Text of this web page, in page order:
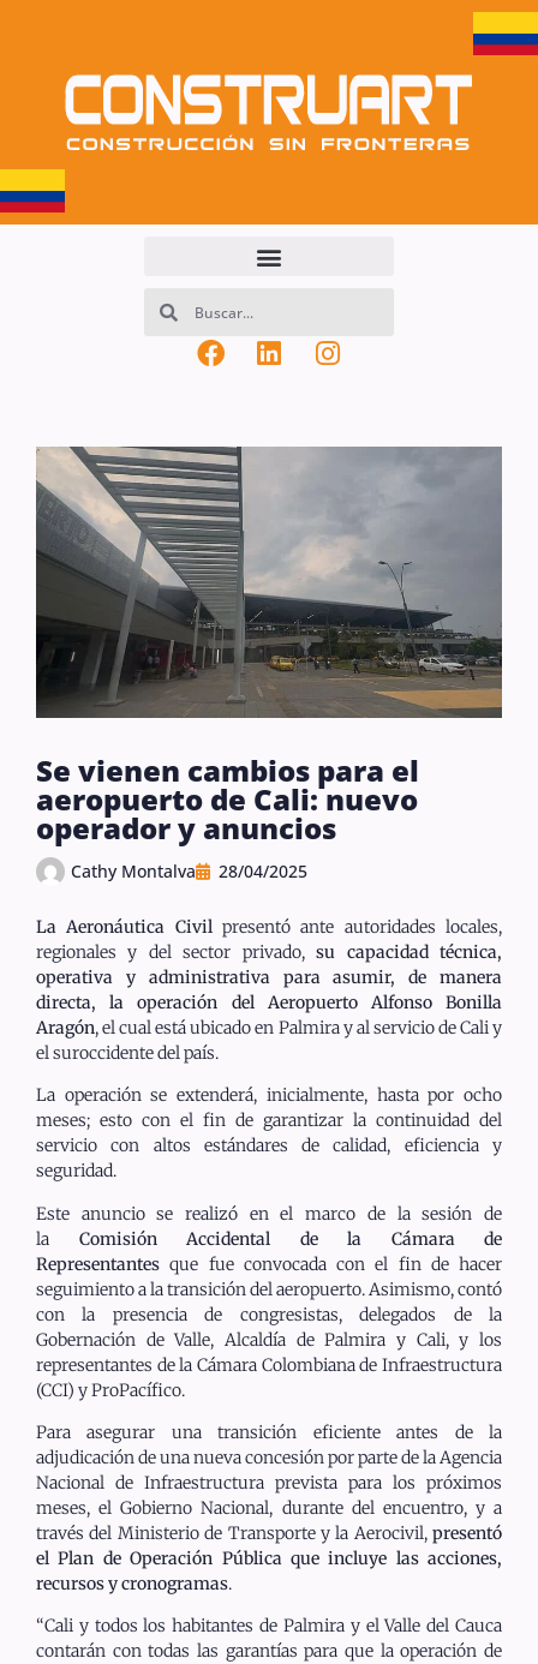
Se vienen cambios para el
aeropuerto de Cali: nuevo
operador y anuncios
Cathy Montalva 28/04/2025
La Aeronáutica Civilpresentó ante autoridades locales,
regionales y del sector privado,su capacidad técnica,
operativa y administrativa para asumir, de manera
directa, la operación del Aeropuerto Alfonso Bonilla
Aragón, el cual está ubicado en Palmira y al servicio de Cali y
el suroccidente del país.
La operación se extenderá, inicialmente, hasta por ocho
meses; esto con el fin de garantizar la continuidad del
servicio con altos estándares de calidad, eficiencia y
seguridad.
Este anuncio se realizó en el marco de la sesión de
la Comisión Accidental de la Cámara de
Representantes que fue convocada con el fin de hacer
seguimiento a la transición del aeropuerto. Asimismo, contó
con la presencia de congresistas, delegados de la
Gobernación de Valle, Alcaldía de Palmira y Cali, y los
representantes de la Cámara Colombiana de Infraestructura
(CCI) y ProPacífico.
Para asegurar una transición eficiente antes de la
adjudicación de una nueva concesión por parte de la Agencia
Nacional de Infraestructura prevista para los próximos
meses, el Gobierno Nacional, durante del encuentro, y a
través del Ministerio de Transporte y la Aerocivil, presentó
el Plan de Operación Pública que incluye las acciones,
recursos y cronogramas.
“Cali y todos los habitantes de Palmira y el Valle del Cauca
contarán con todas las garantías para que la operación de